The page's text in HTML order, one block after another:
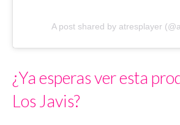
A post shared by atresplayer
¿Ya esperas ver esta
Los Javis?